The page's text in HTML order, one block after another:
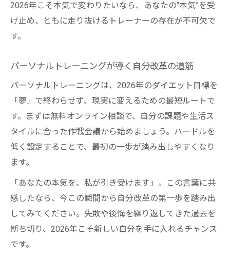
2026年こそ本気で変わりたいなら、あなたの“本気”を受
け止め、ともに走り抜けるトレーナーの存在が不可欠で
す。
パーソナルトレーニングが導く自分改革の道筋
パーソナルトレーニングは、2026年のダイエット目標を
「夢」で終わらせず、現実に変えるための最短ルートで
す。まずは無料オンライン相談で、自分の課題や生活ス
タイルに合った作戦会議から始めましょう。ハードルを
低く設定することで、最初の一歩が踏み出しやすくなり
ます。
「あなたの本気を、私が引き受けます」。この言葉に共
感したなら、今この瞬間から自分改革の第一歩を踏み出
してみてください。失敗や後悔を繰り返してきた過去を
断ち切り、2026年こそ新しい自分を手に入れるチャンス
です。